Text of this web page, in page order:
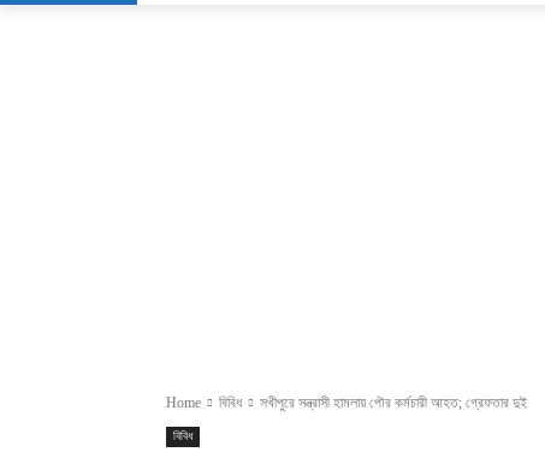
Home বিবিধ সখীপুরে সন্ত্রাসী হামলায় পৌর কর্মচারী আহত; গ্রেফতার দুই
বিবিধ